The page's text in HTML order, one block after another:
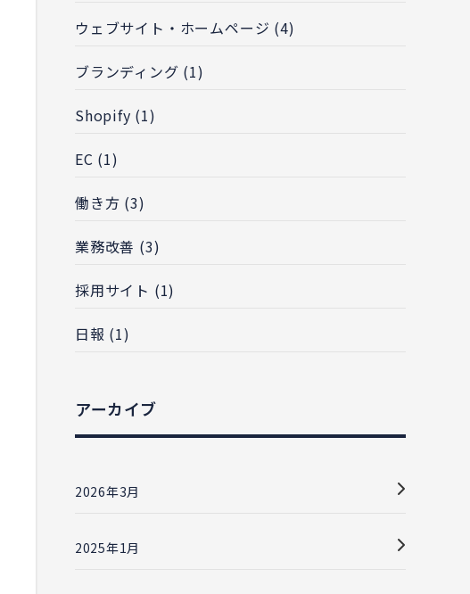
ウェブサイト・ホームページ (4)
ブランディング (1)
Shopify (1)
EC (1)
働き方 (3)
業務改善 (3)
採用サイト (1)
日報 (1)
アーカイブ
2026年3月
2025年1月